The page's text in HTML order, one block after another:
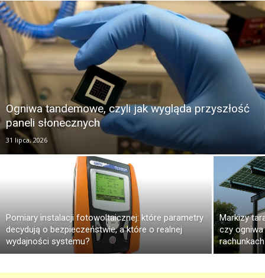
Ogniwa tandemowe, czyli jak wygląda przyszłość
paneli słonecznych
31 lipca, 2026
Pomiary instalacji fotowoltaicznej: które parametry
decydują o bezpieczeństwie, a które o realnej
wydajności systemu?
Markizy
czy